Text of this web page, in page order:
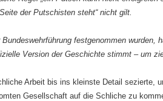
der Putschisten steht“ nicht gilt.
festgenommen wurden,
Version der Geschichte stimmt – um
Arbeit bis ins kleinste Detail sezierte,
Gesellschaft auf die Schliche zu